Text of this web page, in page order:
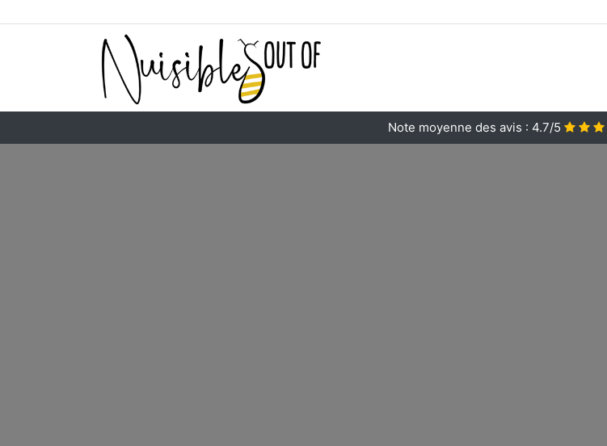
Note moyenne des avis : 4.7/5